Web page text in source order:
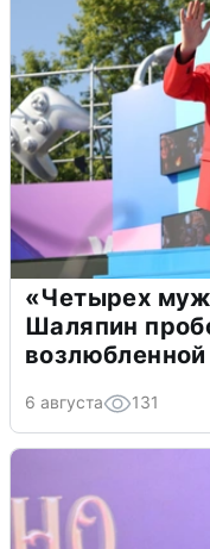
«Четырех
Шаляпин
возлюбленной
6 августа 131